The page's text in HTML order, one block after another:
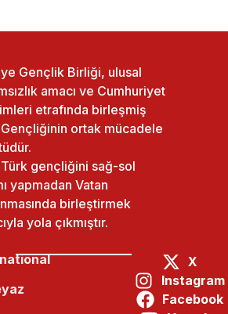
Paylaş:
Gençlik Birliği, ulusal
amacı ve Cumhuriyet
etrafında birleşmiş
ortak mücadele
gençliğini sağ-sol
yapmadan Vatan
birleştirmek
yola çıkmıştır.
X
Instagram
Facebook